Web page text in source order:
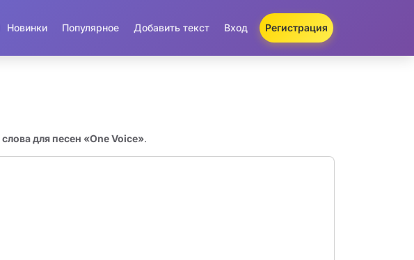
Новинки Популярное Добавить текст Вход Регистрация
слова для песен «One Voice».